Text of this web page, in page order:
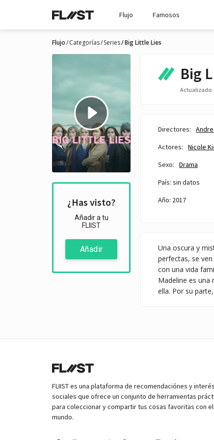
Flujo Famosos
Flujo Categorías Series Big Little Lies
¿Has visto?
Añadir a tu
FLIIST
Añadir
Big
Actualizado:
Directores:
Actores:
Nicole
Sexo:
Drama
País: sin datos
Año: 2017
Una oscura y
perfectas, se
con una vida
Madeline es una
ella. Por su
FLIIST es una plataforma de recomendaciónes y
sociales que ofrece un conjunto de herramientas
para coleccionar y compartir tus cosas favoritas con el
mundo.